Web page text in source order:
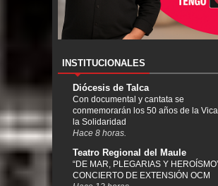
INSTITUCIONALES
Diócesis de Talca
Con documental y cantata se
conmemorarán los 50 años de la
la Solidaridad
Hace 8 horas.
Teatro Regional del Maule
“DE MAR, PLEGARIAS Y
CONCIERTO DE EXTENSIÓN OCM